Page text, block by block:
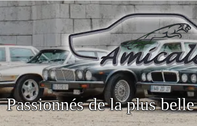
Passionnés de la plus